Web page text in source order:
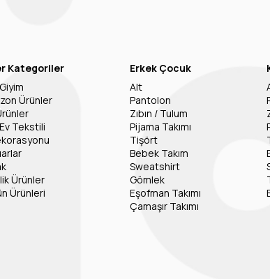
Kategoriler
Ürünler
Tekstili
Ürünler
Ürünleri
Erkek Çocuk
Alt
Pantolon
Zıbın / Tulum
Pijama Takımı
Tişört
Bebek Takım
Sweatshirt
Gömlek
Eşofman Takımı
Çamaşır Takımı